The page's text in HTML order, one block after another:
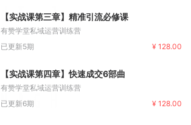
【实战课第三章】精准引流必修课
有赞学堂私域运营训练营
已更新5期
¥ 128.00
【实战课第四章】快速成交6部曲
有赞学堂私域运营训练营
已更新6期
¥ 128.00